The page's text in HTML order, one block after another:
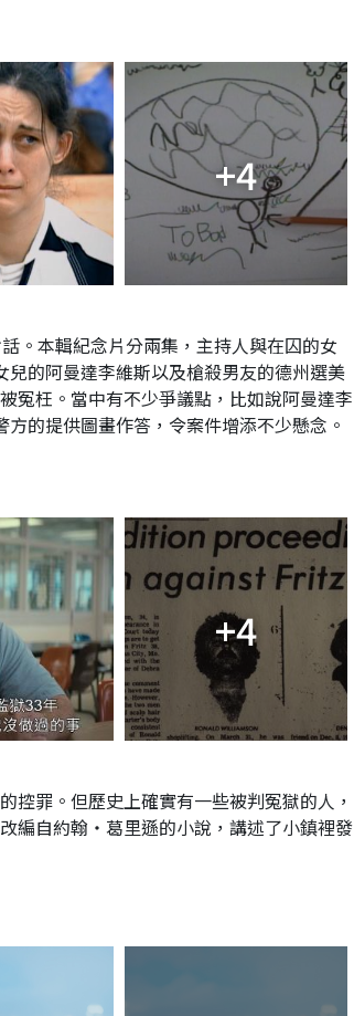
+4
。本輯紀念片分兩集，主持人與在囚的女
的阿曼達李維斯以及槍殺男友的德州選美
冤枉。當中有不少爭議點，比如說阿曼達李
的提供圖畫作答，令案件增添不少懸念。
+4
控罪。但歷史上確實有一些被判冤獄的人，
編自約翰‧葛里遜的小說，講述了小鎮裡發